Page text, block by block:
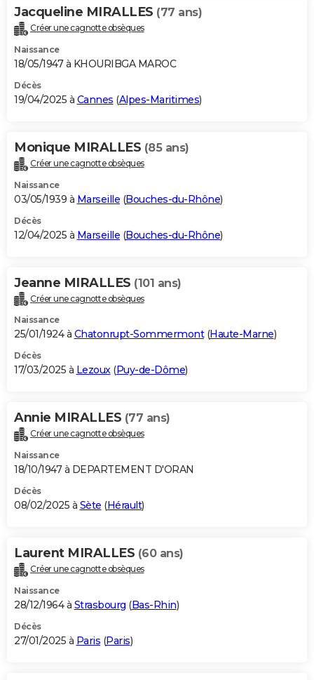
Jacqueline MIRALLES (77 ans)
Créer une cagnotte obsèques
Naissance
18/05/1947 à KHOURIBGA MAROC
Décès
19/04/2025 à Cannes (Alpes-Maritimes)
Monique MIRALLES (85 ans)
Créer une cagnotte obsèques
Naissance
03/05/1939 à Marseille (Bouches-du-Rhône)
Décès
12/04/2025 à Marseille (Bouches-du-Rhône)
Jeanne MIRALLES (101 ans)
Créer une cagnotte obsèques
Naissance
25/01/1924 à Chatonrupt-Sommermont(Haute-Marne)
Décès
17/03/2025 à Lezoux(Puy-de-Dôme)
Annie MIRALLES (77 ans)
Créer une cagnotte obsèques
Naissance
18/10/1947 à DEPARTEMENT D'ORAN
Décès
08/02/2025 à Sète (Hérault)
Laurent MIRALLES (60 ans)
Créer une cagnotte obsèques
Naissance
28/12/1964 à Strasbourg (Bas-Rhin)
Décès
27/01/2025 à Paris (Paris)